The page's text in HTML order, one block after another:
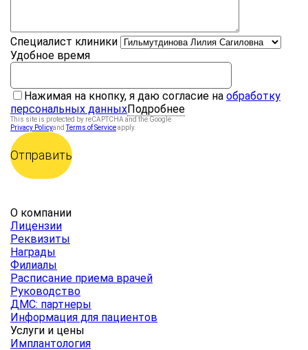
Специалист клиники
Удобное время
Нажимая на кнопку, я даю согласие на обработку
персональных данныхПодробнее
This site is protected by reCAPTCHA and the Google
Privacy PolicyandTerms of Serviceapply.
О компании
Лицензии
Реквизиты
Награды
Филиалы
Расписание приема врачей
Руководство
ДМС: партнеры
Информация для пациентов
Услуги и цены
Имплантология